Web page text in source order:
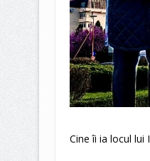
Cine îi ia locul lui